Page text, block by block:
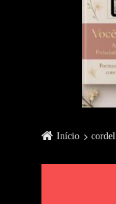
Início cordel